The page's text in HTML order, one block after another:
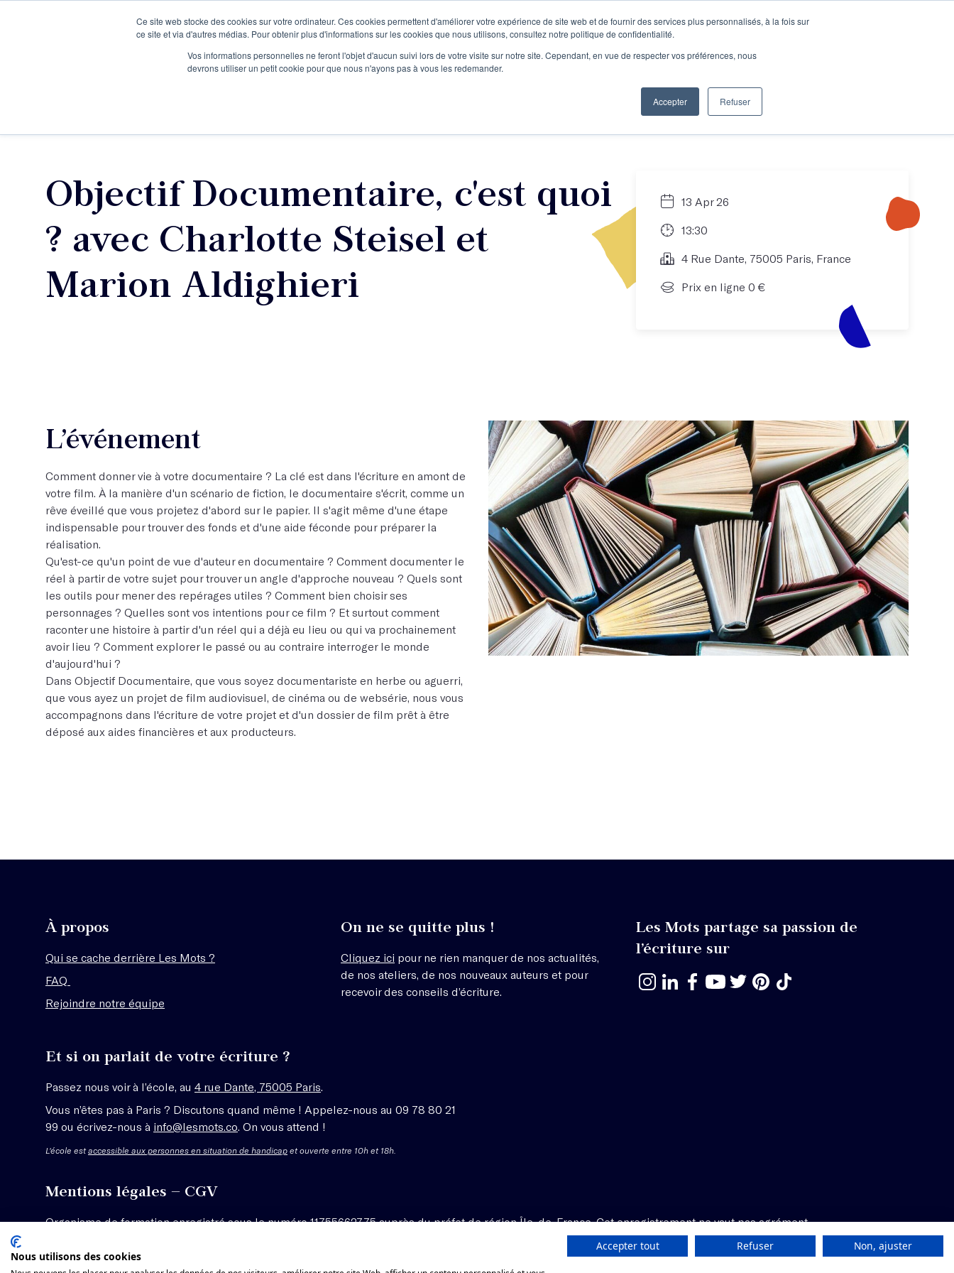
Ce site web stocke des cookies sur votre ordinateur. Ces cookies permettent d'améliorer votre expérience de site web et de fournir des services plus personnalisés, à la fois sur
ce site et via d'autres médias. Pour obtenir plus d'informations sur les cookies que nous utilisons, consultez notre politique de confidentialité.
Vos informations personnelles ne feront l'objet d'aucun suivi lors de votre visite sur notre site. Cependant, en vue de respecter vos préférences, nous
devrons utiliser un petit cookie pour que nous n'ayons pas à vous les redemander.
Accepter Refuser
Je participe à une session d’information Le podcast L'infolettre Se connecter Je découvre les ateliers
Entreprises
13 Apr 26
13:30
4 Rue Dante, 75005 Paris, France
Prix en ligne 0 €
Objectif Documentaire, c'est quoi
? avec Charlotte Steisel et
Marion Aldighieri
L’événement
Comment donner vie à votre documentaire ? La clé est dans l'écriture en amont de
votre film. À la manière d'un scénario de fiction, le documentaire s'écrit, comme un
rêve éveillé que vous projetez d'abord sur le papier. Il s'agit même d'une étape
indispensable pour trouver des fonds et d'une aide féconde pour préparer la
réalisation.
Qu'est-ce qu'un point de vue d'auteur en documentaire ? Comment documenter le
réel à partir de votre sujet pour trouver un angle d'approche nouveau ? Quels sont
les outils pour mener des repérages utiles ? Comment bien choisir ses
personnages ? Quelles sont vos intentions pour ce film ? Et surtout comment
raconter une histoire à partir d'un réel qui a déjà eu lieu ou qui va prochainement
avoir lieu ? Comment explorer le passé ou au contraire interroger le monde
d'aujourd'hui ?
Dans Objectif Documentaire, que vous soyez documentariste en herbe ou aguerri,
que vous ayez un projet de film audiovisuel, de cinéma ou de websérie, nous vous
accompagnons dans l'écriture de votre projet et d'un dossier de film prêt à être
déposé aux aides financières et aux producteurs.
À propos
Qui se cache derrière Les Mots ?
FAQ
Rejoindre notre équipe
On ne se quitte plus !
Cliquez ici pour ne rien manquer de nos actualités,
de nos ateliers, de nos nouveaux auteurs et pour
recevoir des conseils d’écriture.
Les Mots partage sa passion de
l’écriture sur
Et si on parlait de votre écriture ?
Passez nous voir à l’école, au 4 rue Dante, 75005 Paris.
Vous n’êtes pas à Paris ? Discutons quand même ! Appelez-nous au 09 78 80 21
99 ou écrivez-nous à info@lesmots.co. On vous attend !
L'école estaccessible aux personnes en situation de handicap et ouverte entre 10h et 18h.
Mentions légales – CGV
Organisme de formation enregistré sous le numéro 11755662775 auprès du préfet de région Île-de-France. Cet enregistrement ne vaut pas agrément.
Nous utilisons des cookies
Accepter tout Refuser Non, ajuster